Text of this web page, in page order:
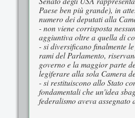
Paese ben più grande), in
numero dei deputati alla
- non viene corrisposta
aggiuntiva oltre a quella di
- si diversificano finalmente
rami del Parlamento,
governo e la maggior parte
legiferare alla sola Camera
- si restituiscono allo Stato
fondamentali che un'idea
federalismo aveva assegnato